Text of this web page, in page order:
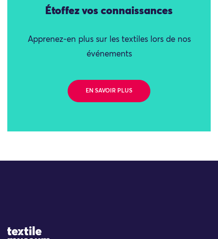
Étoffez vos connaissances
Apprenez-en plus sur les textiles lors de nos
événements
EN SAVOIR PLUS
Site Logo